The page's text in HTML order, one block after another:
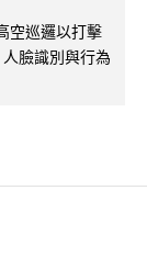
空巡邏以打擊
臉識別與行為